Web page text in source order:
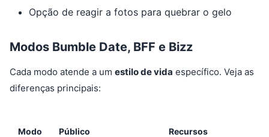
Opção de reagir a fotos para quebrar o gelo
Modos Bumble Date, BFF e Bizz
Cada modo atende a um estilo de vida específico. Veja as
diferenças principais:
Modo Público Recursos